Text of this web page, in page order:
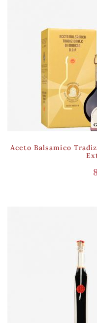
Aceto Balsamico